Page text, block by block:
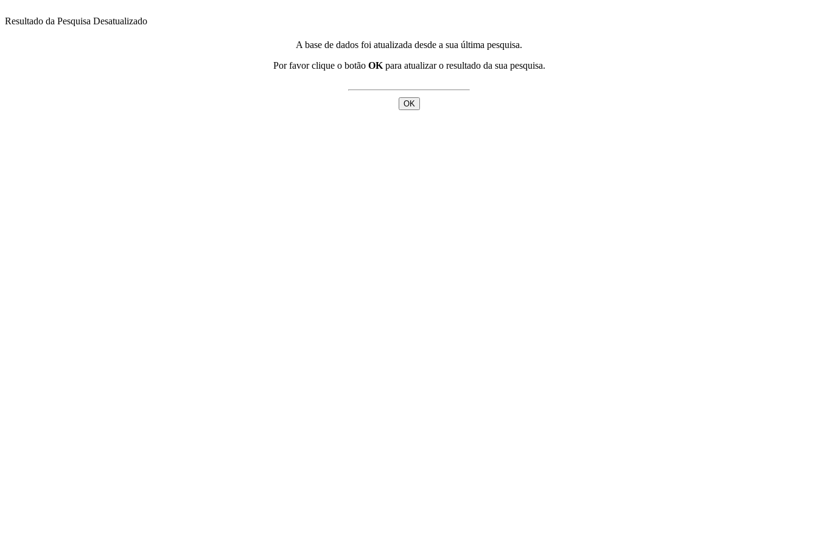
Resultado da Pesquisa Desatualizado
A base de dados foi atualizada desde a sua última pesquisa.
Por favor clique o botão OKpara atualizar o resultado da sua pesquisa.